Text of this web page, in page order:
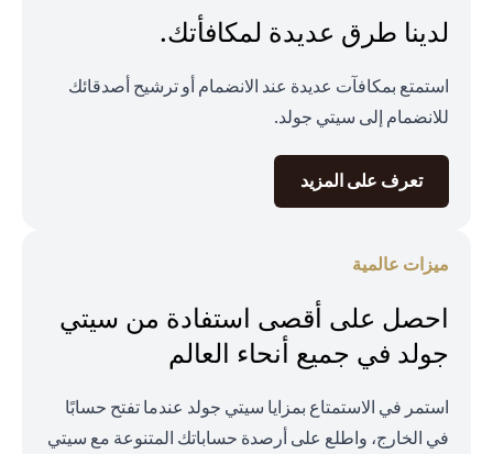
لدينا طرق عديدة لمكافأتك.
استمتع بمكافآت عديدة عند الانضمام أو ترشيح أصدقائك
للانضمام إلى سيتي جولد.
تعرف على المزيد
ميزات عالمية
احصل على أقصى استفادة من سيتي
جولد في جميع أنحاء العالم
استمر في الاستمتاع بمزايا سيتي جولد عندما تفتح حسابًا
في الخارج، واطلع على أرصدة حساباتك المتنوعة مع سيتي